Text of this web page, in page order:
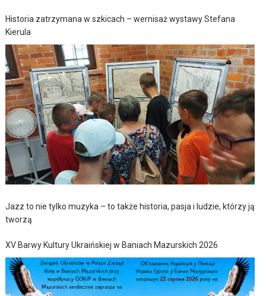
Historia zatrzymana w szkicach – wernisaż wystawy Stefana
Kierula
Jazz to nie tylko muzyka – to także historia, pasja i ludzie, którzy ją
tworzą
XV Barwy Kultury Ukraińskiej w Baniach Mazurskich 2026